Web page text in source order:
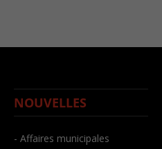
NOUVELLES
- Affaires municipales